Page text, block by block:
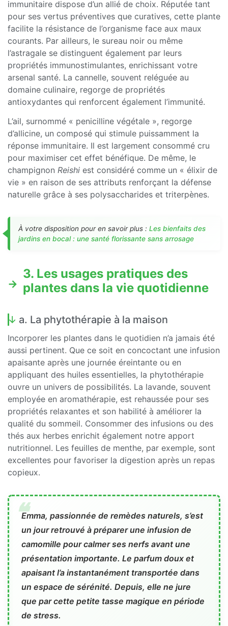
immunitaire dispose d’un allié de choix. Réputée tant
pour ses vertus préventives que curatives, cette plante
facilite la résistance de l’organisme face aux maux
courants. Par ailleurs, le sureau noir ou même
l’astragale se distinguent également par leurs
propriétés immunostimulantes, enrichissant votre
arsenal santé. La cannelle, souvent reléguée au
domaine culinaire, regorge de propriétés
antioxydantes qui renforcent également l’immunité.
L’ail, surnommé « penicilline végétale », regorge
d’allicine, un composé qui stimule puissamment la
réponse immunitaire. Il est largement consommé cru
pour maximiser cet effet bénéfique. De même, le
champignon Reishi est considéré comme un « élixir de
vie » en raison de ses attributs renforçant la défense
naturelle grâce à ses polysaccharides et triterpènes.
À votre disposition pour en savoir plus : Les bienfaits des
jardins en bocal : une santé florissante sans arrosage
3. Les usages pratiques des
plantes dans la vie quotidienne
a. La phytothérapie à la maison
Incorporer les plantes dans le quotidien n’a jamais été
aussi pertinent. Que ce soit en concoctant une infusion
apaisante après une journée éreintante ou en
appliquant des huiles essentielles, la phytothérapie
ouvre un univers de possibilités. La lavande, souvent
employée en aromathérapie, est rehaussée pour ses
propriétés relaxantes et son habilité à améliorer la
qualité du sommeil. Consommer des infusions ou des
thés aux herbes enrichit également notre apport
nutritionnel. Les feuilles de menthe, par exemple, sont
excellentes pour favoriser la digestion après un repas
copieux.
Emma, passionnée de remèdes naturels, s’est
un jour retrouvé à préparer une infusion de
camomille pour calmer ses nerfs avant une
présentation importante. Le parfum doux et
apaisant l’a instantanément transportée dans
un espace de sérénité. Depuis, elle ne jure
que par cette petite tasse magique en période
de stress.